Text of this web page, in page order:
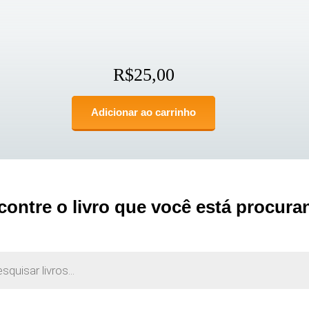
R$25,00
Adicionar ao carrinho
o livro que você está